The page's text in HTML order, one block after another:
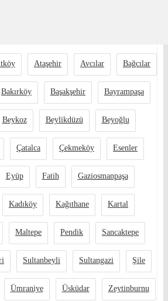
Ataşehir Avcılar Bağcılar
Bakırköy Başakşehir Bayrampaşa
Beykoz Beylikdüzü Beyoğlu
Çatalca Çekmeköy Esenler
Eyüp Fatih Gaziosmanpaşa
Kadıköy Kağıthane Kartal
Maltepe Pendik Sancaktepe
Sultanbeyli Sultangazi Şile
Ümraniye Üsküdar Zeytinburnu